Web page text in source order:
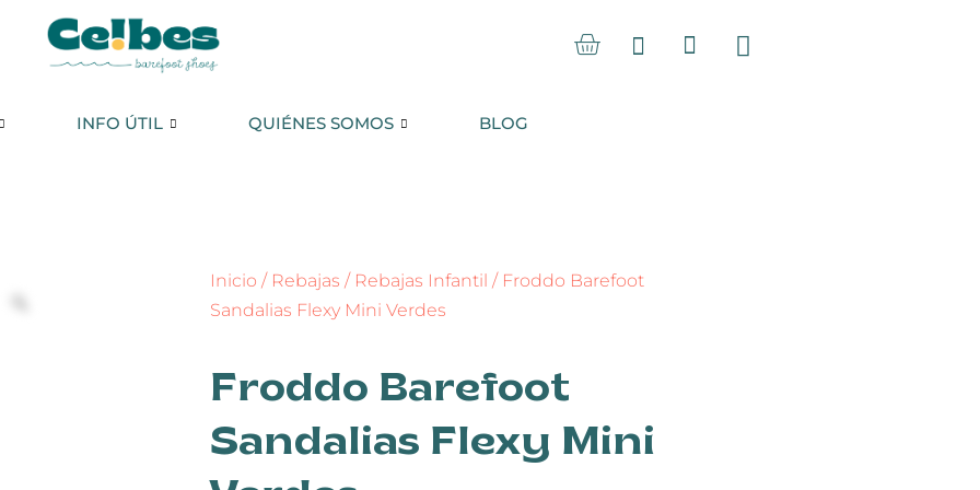
Carrito
INFO ÚTIL QUIÉNES SOMOS BLOG
INFO ÚTIL QUIÉNES SOMOS 0
Carrito
Inicio / Rebajas / Rebajas Infantil / Froddo Barefoot
Sandalias Flexy Mini Verdes
Froddo Barefoot
Sandalias Flexy Mini